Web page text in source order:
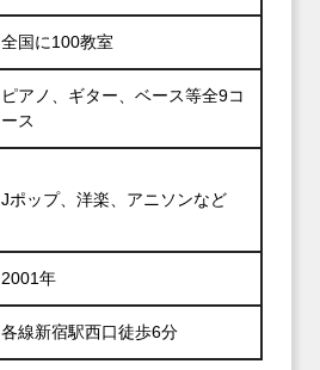
全国に100教室
ピアノ、ギター、ベース等全9コ
ース
Jポップ、洋楽、アニソンなど
2001年
各線新宿駅西口徒歩6分